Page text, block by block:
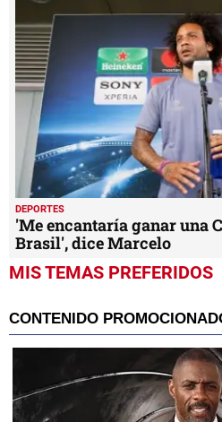
DEPORTES
'Me encantaría ganar una
Brasil', dice Marcelo
MIS TEMAS PREFERIDOS